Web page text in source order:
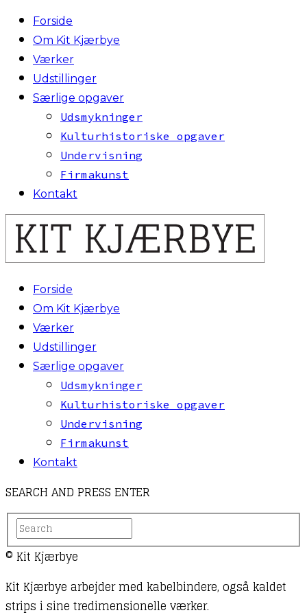
Forside
Om Kit Kjærbye
Værker
Udstillinger
Særlige opgaver
Udsmykninger
Kulturhistoriske opgaver
Undervisning
Firmakunst
Kontakt
Forside
Om Kit Kjærbye
Værker
Udstillinger
Særlige opgaver
Udsmykninger
Kulturhistoriske opgaver
Undervisning
Firmakunst
Kontakt
SEARCH AND PRESS ENTER
© Kit Kjærbye
Kit Kjærbye arbejder med kabelbindere, også kaldet
strips i sine tredimensionelle værker.